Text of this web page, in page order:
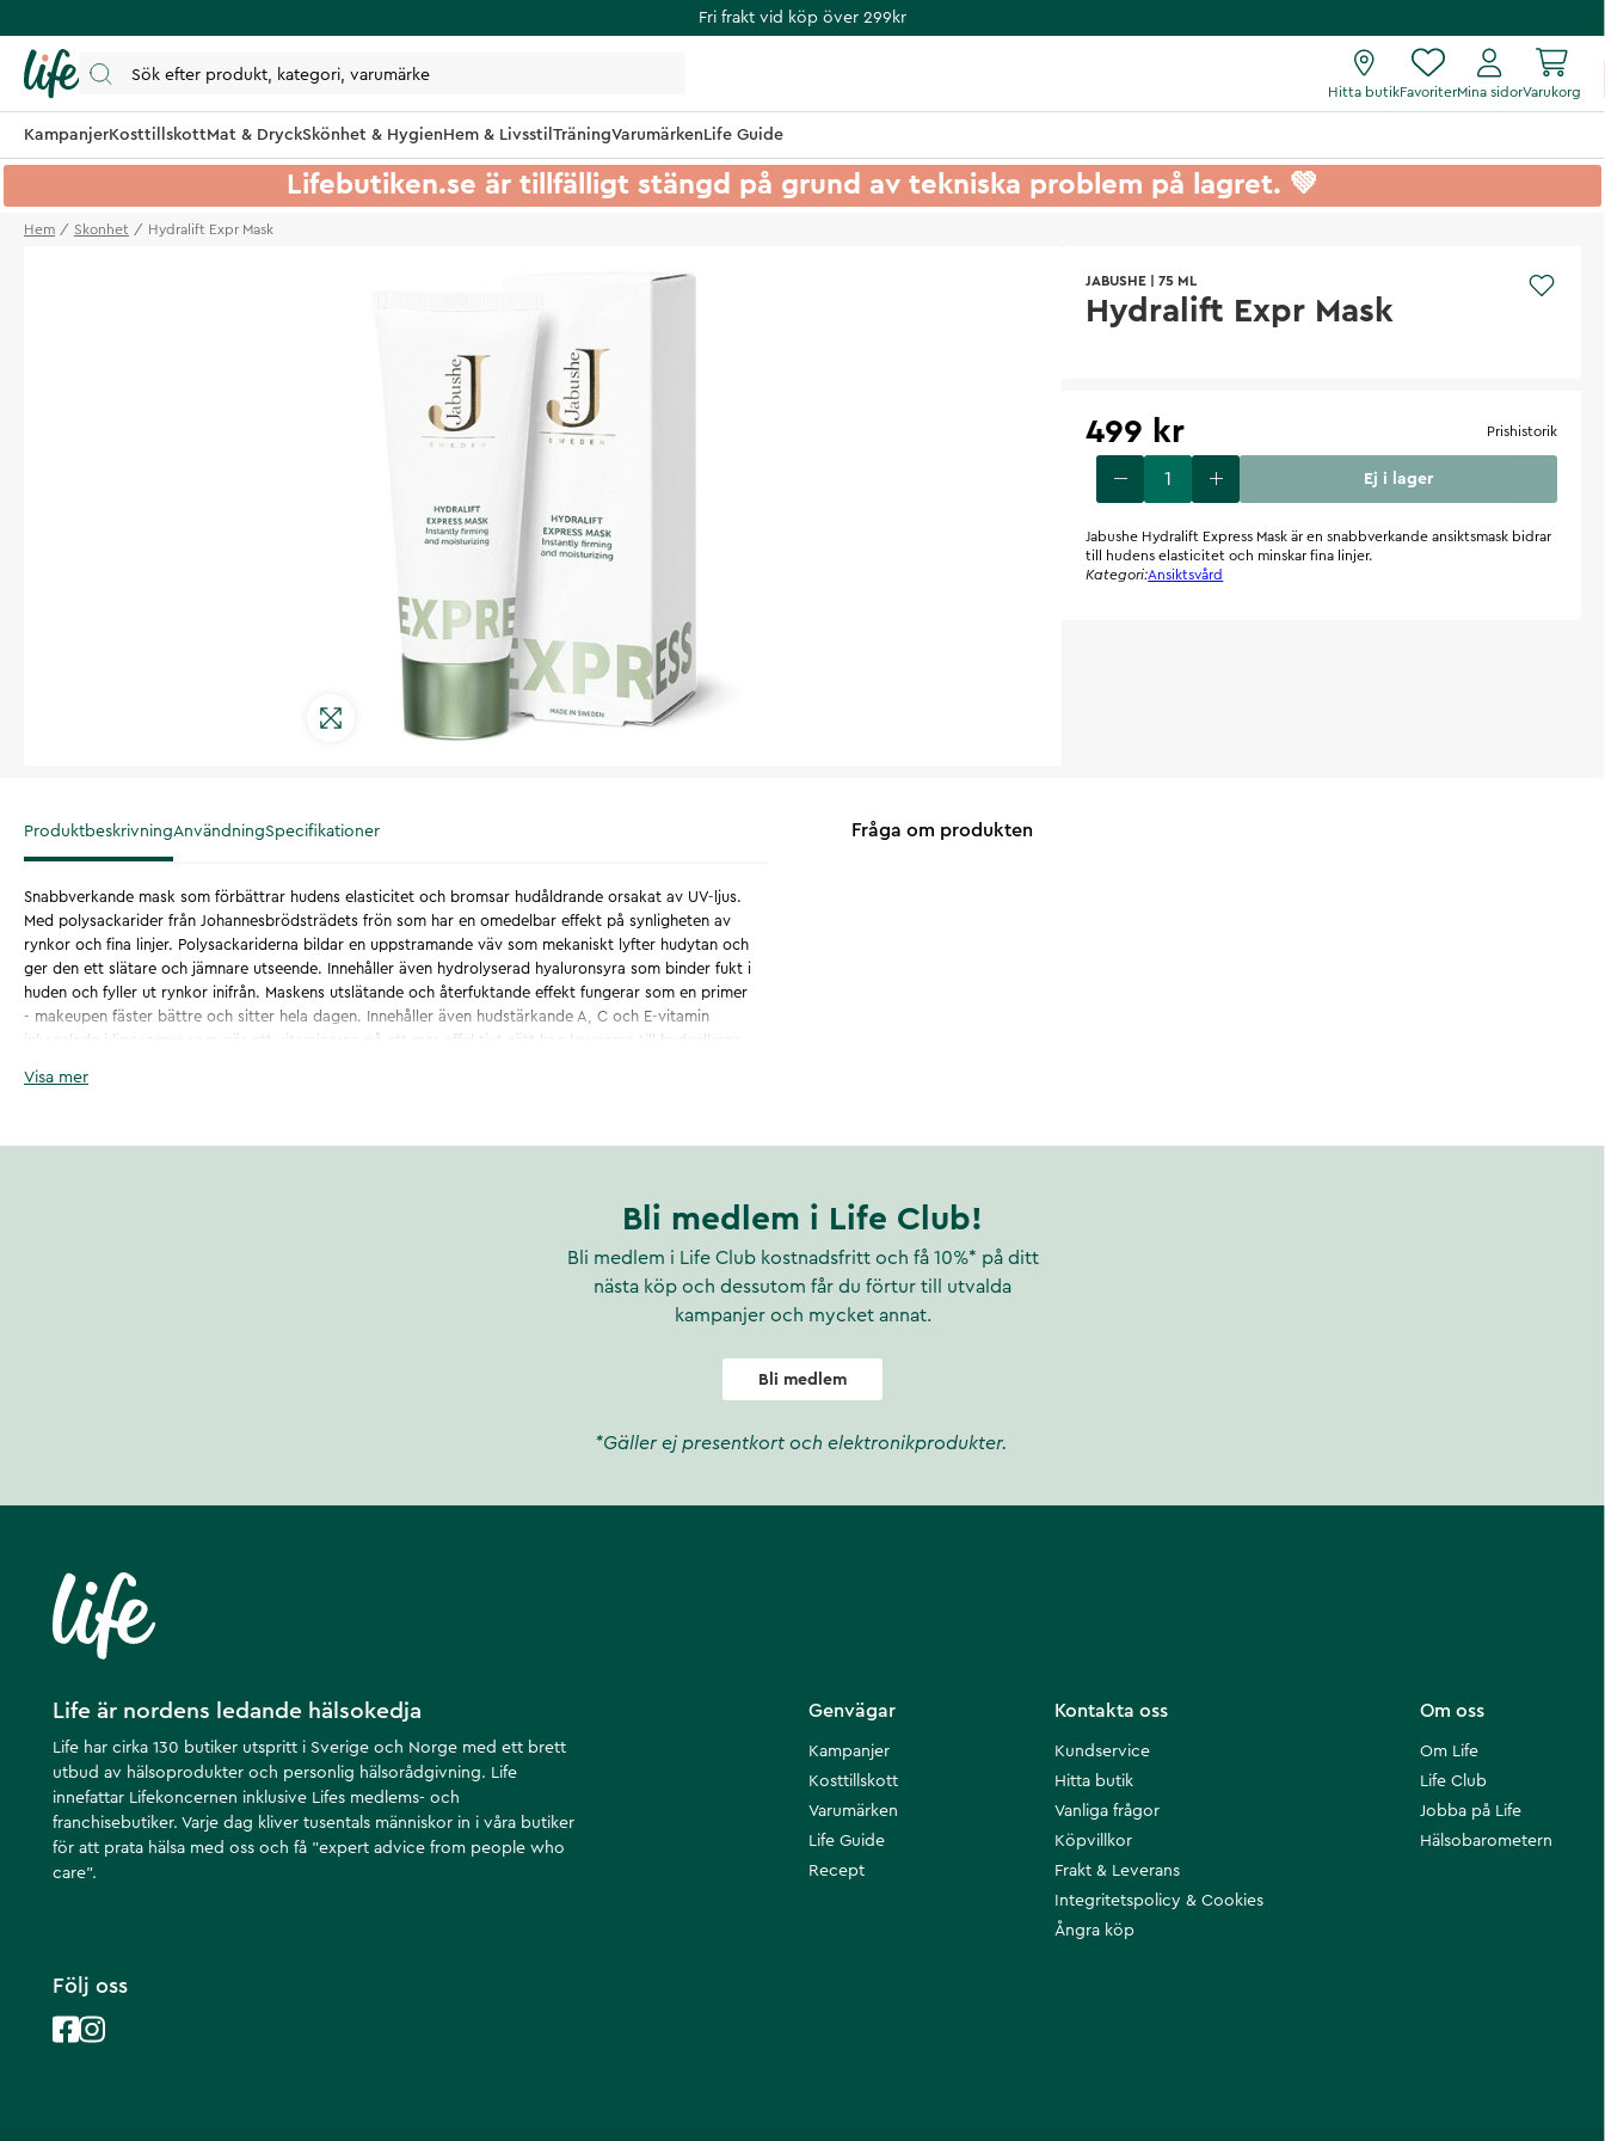
Fri frakt vid köp över 299kr
Hitta butikFavoriterMina sidorVarukorg
KampanjerKosttillskottMat & DryckSkönhet & HygienHem & Livsstil TräningVarumärkenLife Guide
Lifebutiken.se är tillfälligt stängd på grund av tekniska problem på lagret. 💚
Hem Skonhet Hydralift Expr Mask
JABUSHE 75 ML
Hydralift Expr Mask
499 kr Prishistorik
Ej i lager
Jabushe Hydralift Express Mask är en snabbverkande ansiktsmask bidrar
till hudens elasticitet och minskar fina linjer.
Kategori:Ansiktsvård
ProduktbeskrivningAnvändningSpecifikationer
Snabbverkande mask som förbättrar hudens elasticitet och bromsar hudåldrande orsakat av UV-ljus.
Med polysackarider från Johannesbrödsträdets frön som har en omedelbar effekt på synligheten av
rynkor och fina linjer. Polysackariderna bildar en uppstramande väv som mekaniskt lyfter hudytan och
ger den ett slätare och jämnare utseende. Innehåller även hydrolyserad hyaluronsyra som binder fukt i
huden och fyller ut rynkor inifrån. Maskens utslätande och återfuktande effekt fungerar som en primer
- makeupen fäster bättre och sitter hela dagen. Innehåller även hudstärkande A, C och E-vitamin
inkapslade i liposomer som gör att vitaminerna på ett mer effektivt sätt kan levereras till hudcellerna.
Artikelnummer
Visa mer
Fråga om produkten
Bli medlem i Life Club!
Bli medlem i Life Club kostnadsfritt och få 10%* på ditt
nästa köp och dessutom får du förtur till utvalda
kampanjer och mycket annat.
Bli medlem
*Gäller ej presentkort och elektronikprodukter.
Life är nordens ledande hälsokedja
Life har cirka 130 butiker utspritt i Sverige och Norge med ett brett
utbud av hälsoprodukter och personlig hälsorådgivning. Life
innefattar Lifekoncernen inklusive Lifes medlems- och
franchisebutiker. Varje dag kliver tusentals människor in i våra butiker
för att prata hälsa med oss och få ”expert advice from people who
care”.
Om oss
Om Life
Life Club
Jobba på Life
Hälsobarometern
Kontakta oss
Kundservice
Hitta butik
Vanliga frågor
Köpvillkor
Frakt & Leverans
Integritetspolicy & Cookies
Ångra köp
Genvägar
Kampanjer
Kosttillskott
Varumärken
Life Guide
Recept
Följ oss